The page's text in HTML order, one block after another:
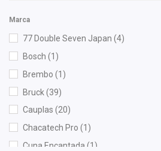
Marca
77 Double Seven Japan (4)
Bosch (1)
Brembo (1)
Bruck(39)
Cauplas (20)
Chacatech Pro (1)
Cuna Encantada (1)